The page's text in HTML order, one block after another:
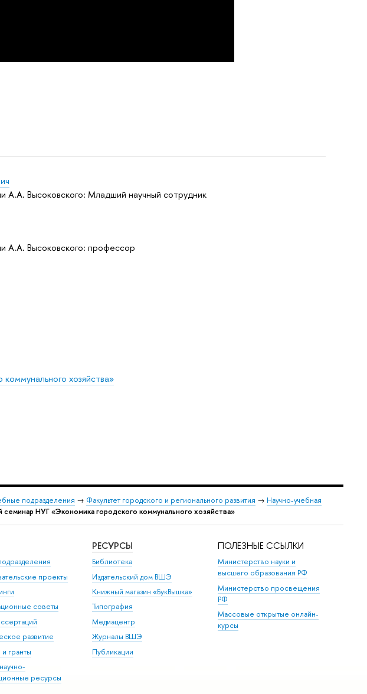
А.А. Высоковского: Младший научный сотрудник
А.А. Высоковского: профессор
хозяйства»
подразделения → Факультет городского и регионального развития → Научно-учебная
НУГ «Экономика городского коммунального хозяйства»
проекты
советы
развитие
гранты
ресурсы
РЕСУРСЫ
Библиотека
Издательский дом ВШЭ
Книжный магазин «БукВышка»
Типография
Медиацентр
Журналы ВШЭ
Публикации
ПОЛЕЗНЫЕ ССЫЛКИ
Министерство науки и
высшего образования РФ
Министерство просвещения
РФ
Массовые открытые онлайн-
курсы